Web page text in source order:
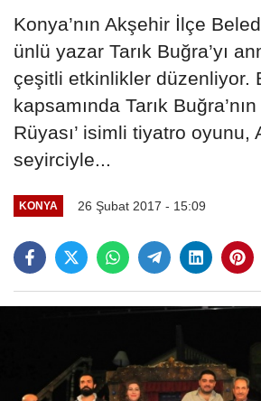
Konya’nın Akşehir İlçe
ünlü yazar Tarık Buğra’yı
çeşitli etkinlikler düzenliyor.
kapsamında Tarık Buğra’nın
Rüyası’ isimli tiyatro oyunu,
seyirciyle...
KONYA 26 Şubat 2017 - 15:09